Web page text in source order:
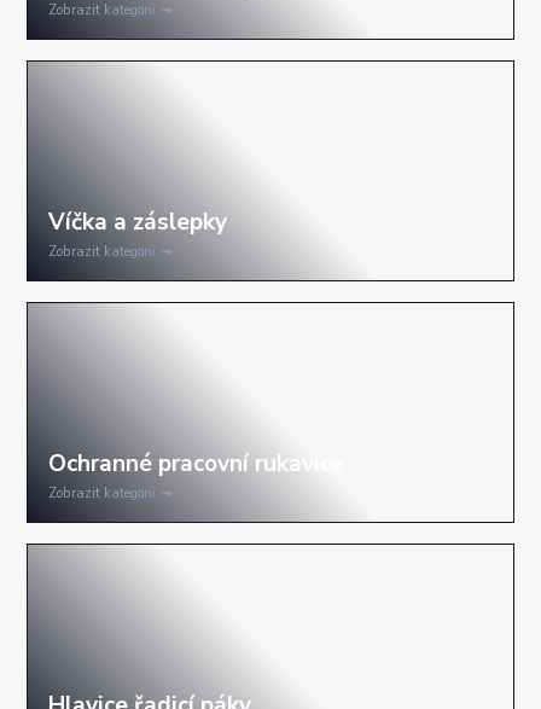
Zobrazit kategorii
Zobrazit kategorii
Zobrazit kategorii